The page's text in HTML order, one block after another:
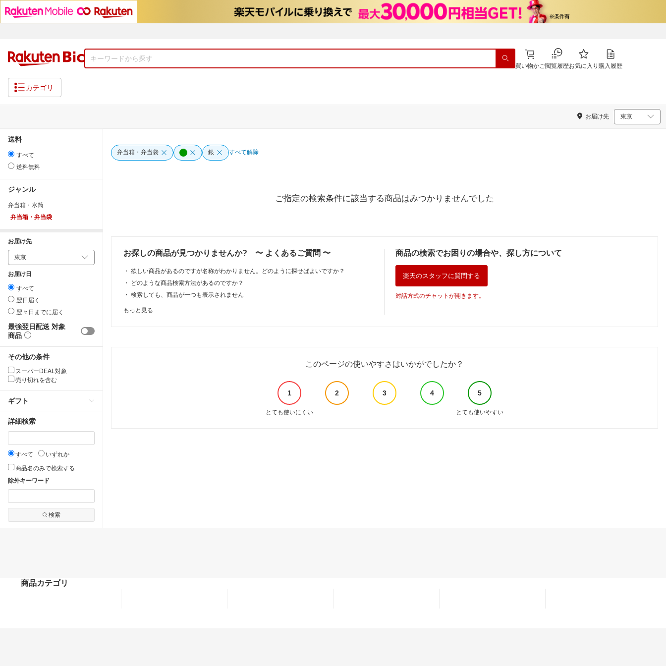
買い物かご閲覧履歴お気に入り 購入履歴
カテゴリ
お届け先
送料
すべて
送料無料
ジャンル
弁当箱・水筒
弁当箱・弁当袋
お届け先
お届け日
すべて
翌日届く
翌々日までに届く
最強翌日配送 対象
商品
その他の条件
スーパーDEAL対象
売り切れを含む
ギフト
詳細検索
すべて
いずれか
商品名のみで検索する
除外キーワード
検索
弁当箱・弁当袋 銀 すべて解除
ご指定の検索条件に該当する商品はみつかりませんでした
お探しの商品が見つかりませんか? 〜 よくあるご質問 〜
・ 欲しい商品があるのですが名称がわかりません。どのように探せばよいですか？
・
どのような商品検索方法があるのですか？
・ 検索しても、商品が一つも表示されません
もっと見る
商品の検索でお困りの場合や、探し方について
楽天のスタッフに質問する
対話方式のチャットが開きます。
このページの使いやすさはいかがでしたか？
1 2 3 4 5
とても使いにくい とても使いやすい
商品カテゴリ